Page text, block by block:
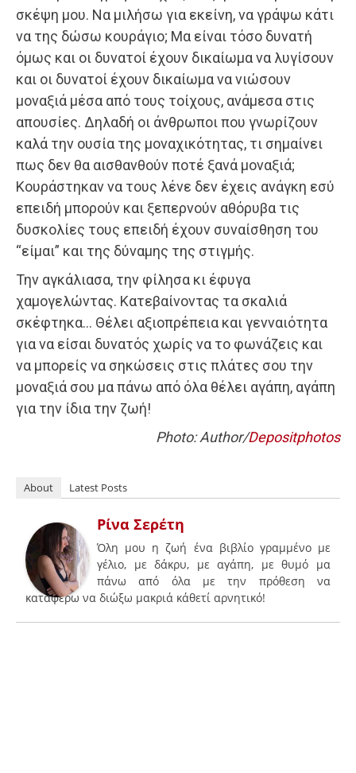
σκέψη μου. Να μιλήσω για εκείνη, να γράψω κάτι
να της δώσω κουράγιο; Μα είναι τόσο δυνατή
όμως και οι δυνατοί έχουν δικαίωμα να λυγίσουν
και οι δυνατοί έχουν δικαίωμα να νιώσουν
μοναξιά μέσα από τους τοίχους, ανάμεσα στις
απουσίες. Δηλαδή οι άνθρωποι που γνωρίζουν
καλά την ουσία της μοναχικότητας, τι σημαίνει
πως δεν θα αισθανθούν ποτέ ξανά μοναξιά;
Κουράστηκαν να τους λένε δεν έχεις ανάγκη εσύ
επειδή μπορούν και ξεπερνούν αθόρυβα τις
δυσκολίες τους επειδή έχουν συναίσθηση του
“είμαι” και της δύναμης της στιγμής.
Την αγκάλιασα, την φίλησα κι έφυγα
χαμογελώντας. Κατεβαίνοντας τα σκαλιά
σκέφτηκα… Θέλει αξιοπρέπεια και γενναιότητα
για να είσαι δυνατός χωρίς να το φωνάζεις και
να μπορείς να σηκώσεις στις πλάτες σου την
μοναξιά σου μα πάνω από όλα θέλει αγάπη, αγάπη
για την ίδια την ζωή!
Photo: Author/Depositphotos
About Latest Posts
Ρίνα Σερέτη
Όλη μου η ζωή ένα βιβλίο γραμμένο με
γέλιο, με δάκρυ, με αγάπη, με θυμό μα
πάνω από όλα με την πρόθεση να
καταφέρω να διώξω μακριά κάθετί αρνητικό!